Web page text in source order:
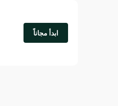
ابدأ مجاناً